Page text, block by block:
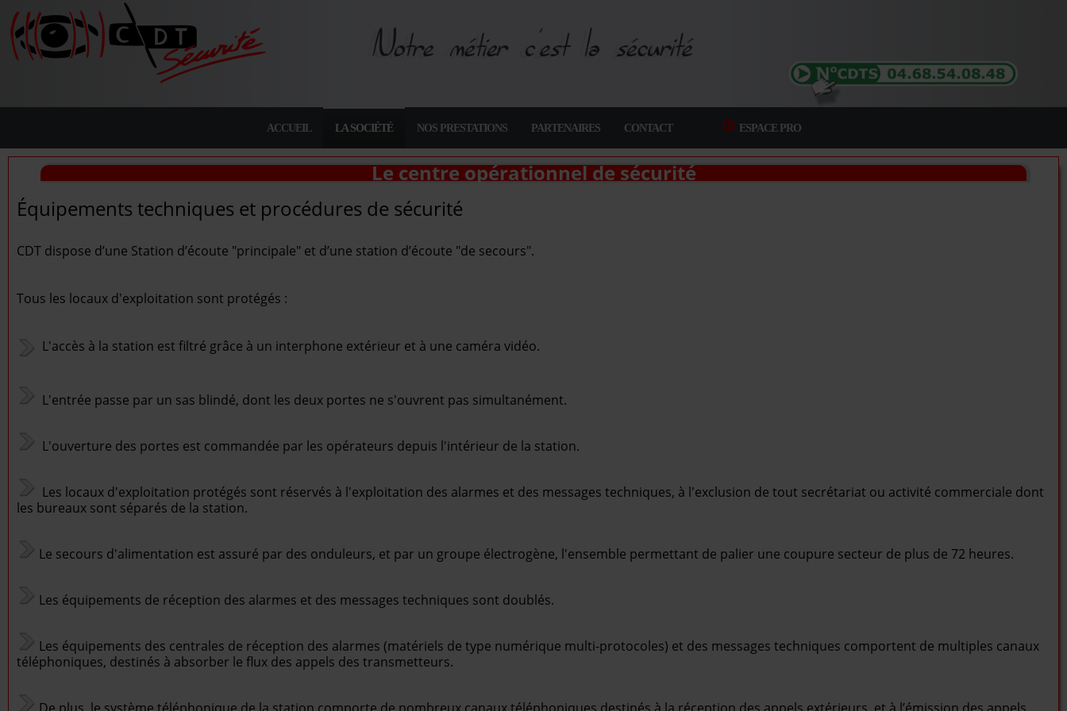
ACCUEIL LA SOCIÉTÉ NOS PRESTATIONS PARTENAIRES CONTACT ESPACE PRO
Le centre opérationnel de sécurité
Équipements techniques et procédures de sécurité
CDT dispose d’une Station d’écoute "principale" et d’une station d’écoute "de secours".
Tous les locaux d'exploitation sont protégés :
L'accès à la station est filtré grâce à un interphone extérieur et à une caméra vidéo.
L'entrée passe par un sas blindé, dont les deux portes ne s'ouvrent pas simultanément.
L'ouverture des portes est commandée par les opérateurs depuis l'intérieur de la station.
Les locaux d'exploitation protégés sont réservés à l'exploitation des alarmes et des messages techniques, à l'exclusion de tout secrétariat ou activité commerciale dont
les bureaux sont séparés de la station.
Le secours d'alimentation est assuré par des onduleurs, et par un groupe électrogène, l'ensemble permettant de palier une coupure secteur de plus de 72 heures.
Les équipements de réception des alarmes et des messages techniques sont doublés.
Les équipements des centrales de réception des alarmes (matériels de type numérique multi-protocoles) et des messages techniques comportent de multiples canaux
téléphoniques, destinés à absorber le flux des appels des transmetteurs.